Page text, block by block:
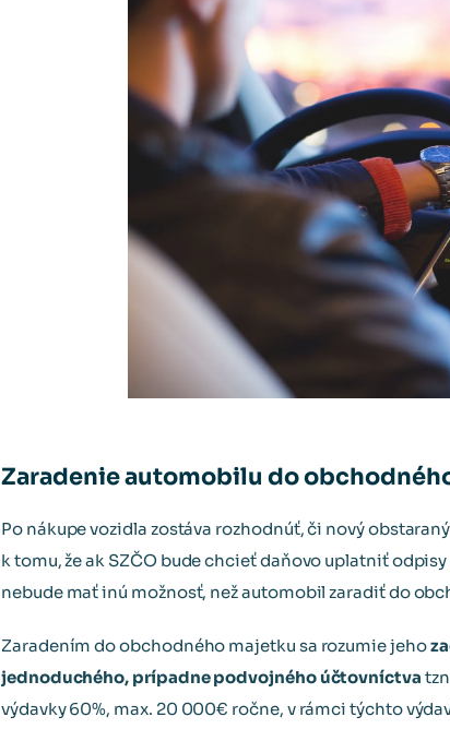
Zaradenie automobilu do
Po nákupe vozidla zostáva rozhodnúť, či nový
k tomu, že ak SZČO bude chcieť daňovo uplatniť
nebude mať inú možnosť, než automobil zaradiť do
Zaradením do obchodného majetku sa rozumie jeho
jednoduchého, prípadne podvojného účtovníctva
výdavky 60%, max. 20 000€ ročne, v rámci týchto